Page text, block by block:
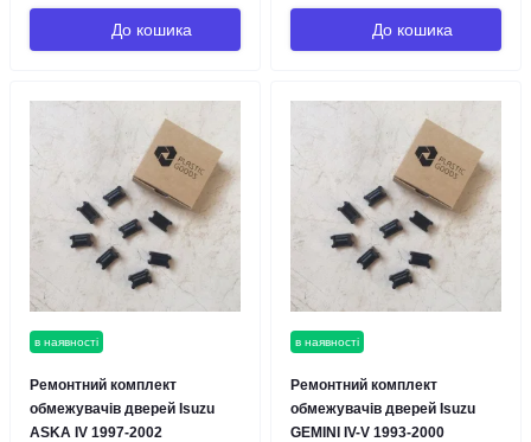
До кошика До кошика
в наявності
Ремонтний комплект
обмежувачів дверей Isuzu
ASKA IV 1997-2002
в наявності
Ремонтний комплект
обмежувачів дверей Isuzu
GEMINI IV-V 1993-2000